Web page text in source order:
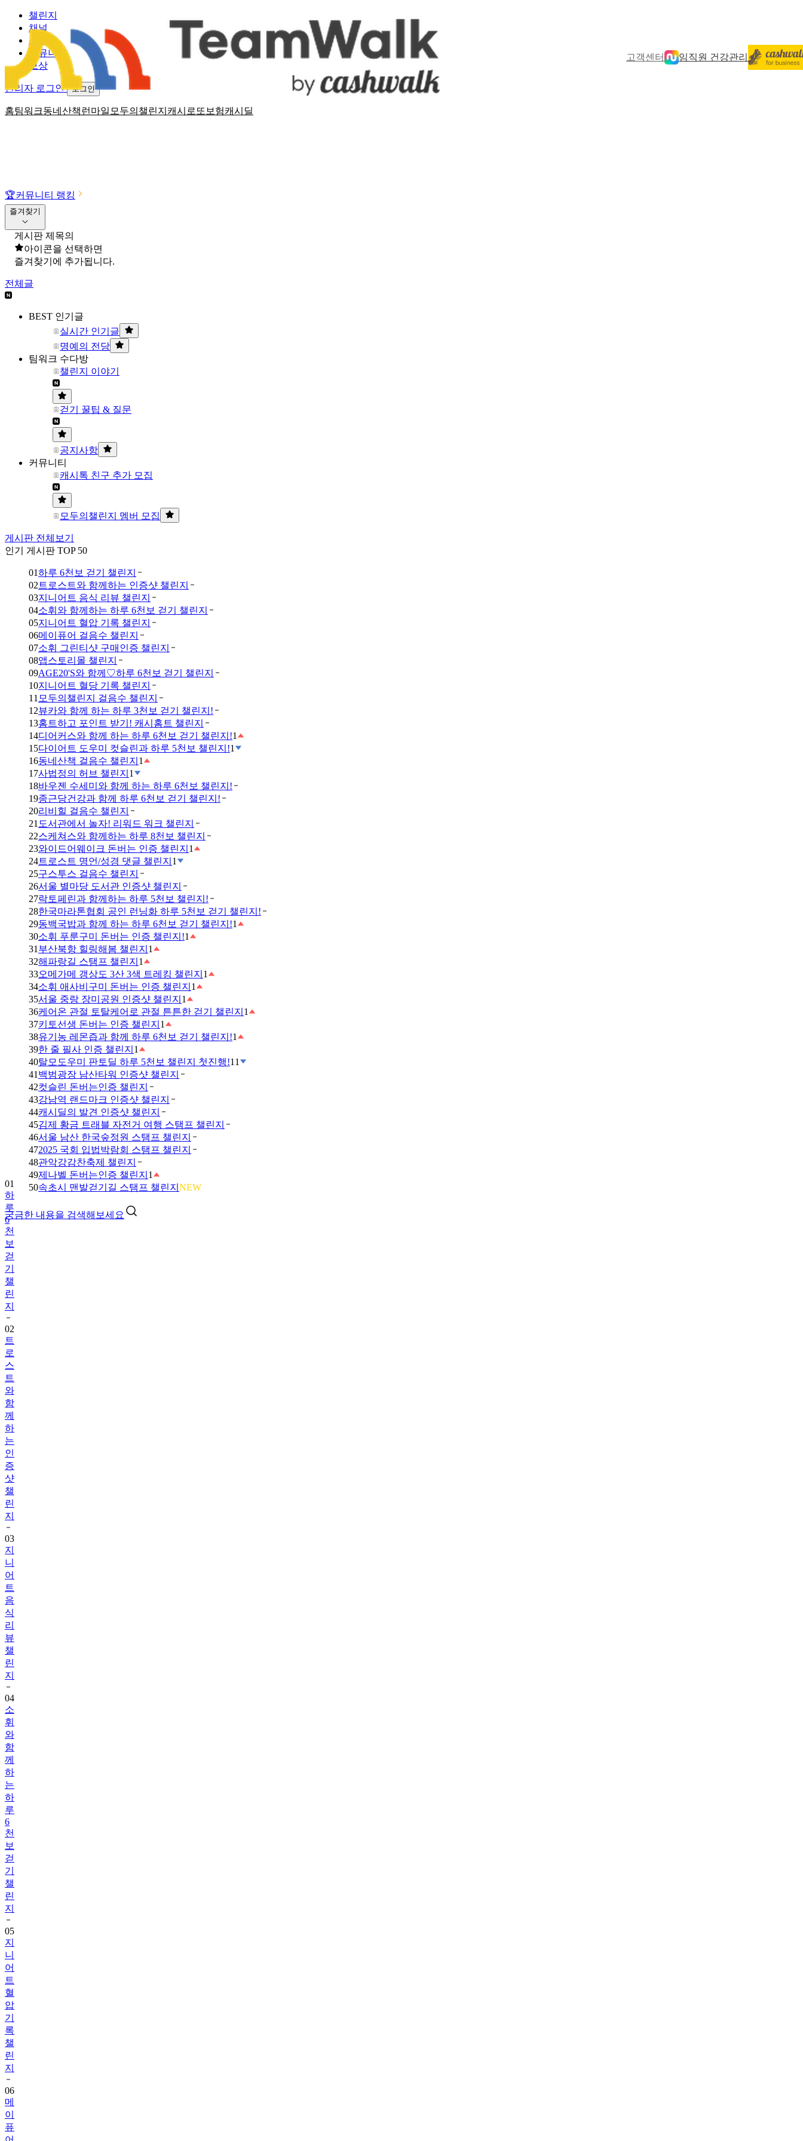
고객센터 임직원 건강관리
홈팀워크동네산책 런마일 모두의챌린지 캐시로또 보험캐시딜
챌린지
채널
소식
커뮤니티
보상
관리자 로그인 로그인
🏆커뮤니티 랭킹
즐겨찾기
게시판 제목의
아이콘을 선택하면
즐겨찾기에 추가됩니다.
전체글
BEST 인기글
실시간 인기글
명예의 전당
팀워크 수다방
챌린지 이야기
걷기 꿀팁 & 질문
공지사항
커뮤니티
캐시톡 친구 추가 모집
모두의챌린지 멤버 모집
게시판 전체보기
인기 게시판 TOP 50
01하루 6천보 걷기 챌린지
02 트로스트와 함께하는 인증샷 챌린지
03지니어트 음식 리뷰 챌린지
04소휘와 함께하는 하루 6천보 걷기 챌린지
05지니어트 혈압 기록 챌린지
06메이퓨어 걸음수 챌린지
07소휘 그린티샷 구매인증 챌린지
08앱스토리몰 챌린지
09AGE20'S와 함께♡하루 6천보 걷기 챌린지
10지니어트 혈당 기록 챌린지
11 모두의챌린지 걸음수 챌린지
12뷰카와 함께 하는 하루 3천보 걷기 챌린지!
13홈트하고 포인트 받기! 캐시홈트 챌린지
14디어커스와 함께 하는 하루 6천보 걷기 챌린지!1
15다이어트 도우미 컷슬린과 하루 5천보 챌린지!1
16동네산책 걸음수 챌린지 1
17사법정의 허브 챌린지 1
18바우젠 수세미와 함께 하는 하루 6천보 챌린지!
19종근당건강과 함께 하루 6천보 걷기 챌린지!
20리비힐 걸음수 챌린지
21 도서관에서 놀자! 리워드 워크 챌린지
22스케쳐스와 함께하는 하루 8천보 챌린지
23와이드어웨이크 돈버는 인증 챌린지 1
24트로스트 명언/성경 댓글 챌린지 1
25구스투스 걸음수 챌린지
26서울 별마당 도서관 인증샷 챌린지
27락토페린과 함께하는 하루 5천보 챌린지!
28한국마라톤협회 공인 런닝화 하루 5천보 걷기 챌린지!
29동백국밥과 함께 하는 하루 6천보 걷기 챌린지!1
30소휘 푸룬구미 돈버는 인증 챌린지!1
31 부산북항 힐링해봄 챌린지 1
32해파랑길 스탬프 챌린지 1
33오메가메 갱상도 3산 3색 트레킹 챌린지 1
34소휘 애사비구미 돈버는 인증 챌린지 1
35서울 중랑 장미공원 인증샷 챌린지 1
36케어온 관절 토탈케어로 관절 튼튼한 걷기 챌린지 1
37키토선생 돈버는 인증 챌린지 1
38유기농 레몬즙과 함께 하루 6천보 걷기 챌린지!1
39한 줄 필사 인증 챌린지 1
40탈모도우미 판토딜 하루 5천보 챌린지 첫진행!11
41 백범광장 남산타워 인증샷 챌린지
42컷슬린 돈버는인증 챌린지
43강남역 랜드마크 인증샷 챌린지
44캐시딜의 발견 인증샷 챌린지
45김제 황금 트래블 자전거 여행 스탬프 챌린지
46서울 남산 한국숲정원 스탬프 챌린지
472025 국회 입법박람회 스탬프 챌린지
48관악강감찬축제 챌린지
49제나벨 돈버는인증 챌린지 1
50속초시 맨발걷기길 스탬프 챌린지 NEW
궁금한 내용을 검색해보세요
01
하
루
6
천
보
걷
기
챌
린
지
02
트
로
스
트
와
함
께
하
는
인
증
샷
챌
린
지
03
지
니
어
트
음
식
리
뷰
챌
린
지
04
소
휘
와
함
께
하
는
하
루
6
천
보
걷
기
챌
린
지
05
지
니
어
트
혈
압
기
록
챌
린
지
06
메
이
퓨